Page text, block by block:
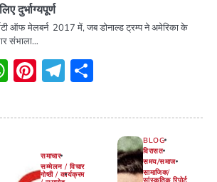
दुर्भाग्यपूर्ण
ऑफ मेलबर्न 2017 में, जब डोनाल्ड ट्रम्प ने अमेरिका के
संभाला…
WhatsApp
Pinterest
Telegram
समाचार
सम्मेलन / विचार
गोष्ठी / कार्यक्रम
BLOG
विरासत
समय/समाज
सामाजिक/
सांस्कृतिक रिपोर्ट